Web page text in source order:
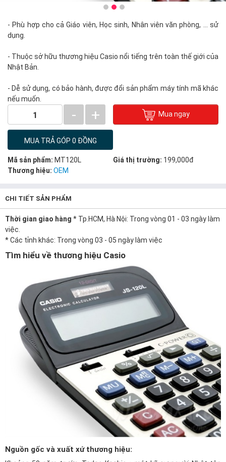
- Phù hợp cho cả Giáo viên, Học sinh, Nhân viên văn phòng, ... sử
dụng.
- Thuộc sở hữu thương hiệu Casio nổi tiếng trên toàn thế giới của
Nhật Bản.
- Dễ sử dụng, có bảo hành, được đổi sản phẩm máy tính mã khác
nếu muốn.
1 - + Mua ngay
MUA TRẢ GÓP 0 ĐỒNG
Mã sản phẩm: MT120L Giá thị trường: 199,000đ
Thương hiệu: OEM
CHI TIẾT SẢN PHẨM
Thời gian giao hàng * Tp.HCM, Hà Nội: Trong vòng 01 - 03 ngày làm
việc.
* Các tỉnh khác: Trong vòng 03 - 05 ngày làm việc
Tìm hiểu về thương hiệu Casio
Nguồn gốc và xuất xứ thương hiệu: